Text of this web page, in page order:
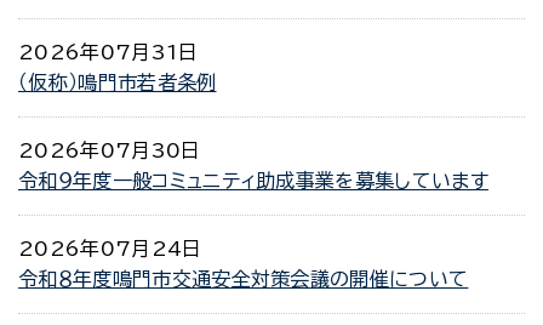
2026年07月31日
（仮称）鳴門市若者条例
2026年07月30日
令和９年度一般コミュニティ助成事業を募集しています
2026年07月24日
令和８年度鳴門市交通安全対策会議の開催について